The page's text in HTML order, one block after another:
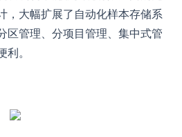
，大幅扩展了自动化样本存储系
区管理、分项目管理、集中式管
。